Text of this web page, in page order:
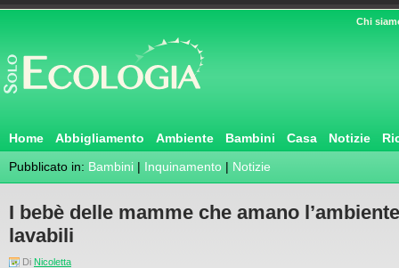
Chi
Home Abbigliamento Ambiente Bambini Casa Notizie
Pubblicato in: Bambini | Inquinamento | Notizie
I bebè delle mamme che amano
lavabili
Di Nicoletta